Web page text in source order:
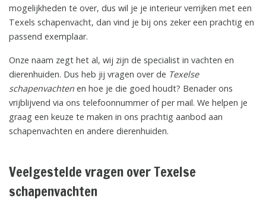
mogelijkheden te over, dus wil je je interieur verrijken met een
Texels schapenvacht, dan vind je bij ons zeker een prachtig en
passend exemplaar.
Onze naam zegt het al, wij zijn de specialist in vachten en
dierenhuiden. Dus heb jij vragen over de Texelse
schapenvachten en hoe je die goed houdt? Benader ons
vrijblijvend via ons telefoonnummer of per mail. We helpen je
graag een keuze te maken in ons prachtig aanbod aan
schapenvachten en andere dierenhuiden.
Veelgestelde vragen over Texelse
schapenvachten